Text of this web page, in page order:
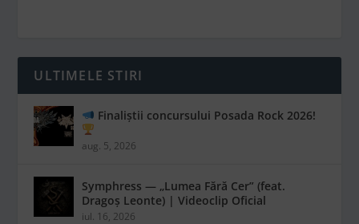
ULTIMELE STIRI
Finaliștii concursului Posada Rock 2026!
aug. 5, 2026
Symphress — „Lumea Fără Cer” (feat.
Dragoș Leonte) | Videoclip Oficial
iul. 16, 2026